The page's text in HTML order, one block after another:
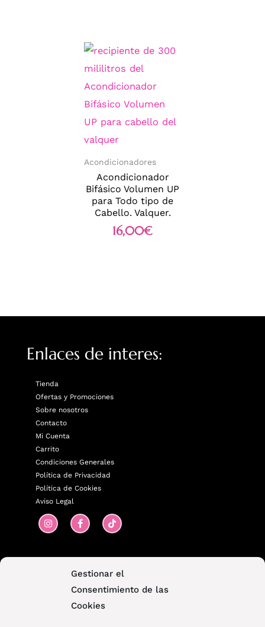
Gestionar el
Consentimiento de las
Cookies
Acondicionadores
Acondicionador
Bifásico Volumen UP
para Todo tipo de
Cabello. Valquer.
16,00€
¡Contáctanos!
Enlaces de interes:
Tienda
Ofertas y Promociones
Sobre nosotros
Contacto
Mi Cuenta
Carrito
Condiciones Generales
Política de Privacidad
Política de Cookies
Aviso Legal